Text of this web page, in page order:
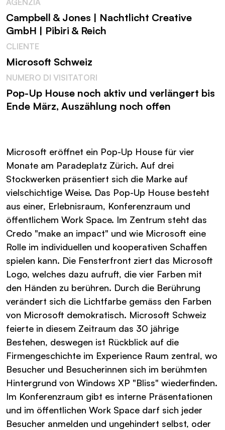
AGENZIA
Campbell & Jones | Nachtlicht Creative
GmbH | Pibiri & Reich
CLIENTE
Microsoft Schweiz
NUMERO DI VISITATORI
Pop-Up House noch aktiv und verlängert bis
Ende März, Auszählung noch offen
Microsoft eröffnet ein Pop-Up House für vier
Monate am Paradeplatz Zürich. Auf drei
Stockwerken präsentiert sich die Marke auf
vielschichtige Weise. Das Pop-Up House besteht
aus einer, Erlebnisraum, Konferenzraum und
öffentlichem Work Space. Im Zentrum steht das
Credo "make an impact" und wie Microsoft eine
Rolle im individuellen und kooperativen Schaffen
spielen kann. Die Fensterfront ziert das Microsoft
Logo, welches dazu aufruft, die vier Farben mit
den Händen zu berühren. Durch die Berührung
verändert sich die Lichtfarbe gemäss den Farben
von Microsoft demokratisch. Microsoft Schweiz
feierte in diesem Zeitraum das 30 jährige
Bestehen, deswegen ist Rückblick auf die
Firmengeschichte im Experience Raum zentral, wo
Besucher und Besucherinnen sich im berühmten
Hintergrund von Windows XP "Bliss" wiederfinden.
Im Konferenzraum gibt es interne Präsentationen
und im öffentlichen Work Space darf sich jeder
Besucher anmelden und ungehindert selbst, oder